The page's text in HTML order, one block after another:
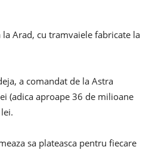
Arad, cu tramvaiele fabricate la
a comandat de la Astra
(adica aproape 36 de milioane
sa plateasca pentru fiecare